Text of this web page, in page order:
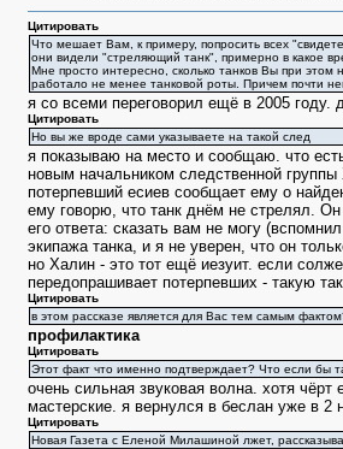
Цитировать
Что мешает Вам, к примеру, попросить всех
они видели "стреляющий танк", примерно в какое
Мне просто интересно, сколько танков Вы при
работало не менее танковой роты. Причем почти
я со всеми переговорил ещё в 2005 году.
Цитировать
Но вы же вроде сами указываете на такой след
я показываю на место и сообщаю. что
новым начальником следственной
потерпевший есиев сообщает ему о
ему говорю, что танк днём не стрелял.
его ответа: сказать вам не могу
экипажа танка, и я не уверен, что он
но Халин - это тот ещё иезуит. если
передопрашивает потерпевших - такую
Цитировать
в этом рассказе является для Вас тем самым
профилактика
Цитировать
Этот факт что именно подтверждает? Что если бы
очень сильная звуковая волна. хотя
мастерские. я вернулся в беслан уже в 2
Цитировать
Новая Газета с Еленой Милашиной лжет,